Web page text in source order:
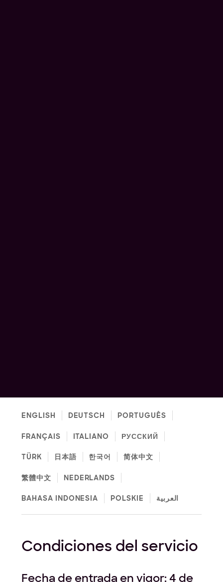
ENGLISH DEUTSCH PORTUGUÊS
FRANÇAIS ITALIANO РУССКИЙ
TÜRK 日本語 한국어 简体中文
繁體中文 NEDERLANDS
BAHASA INDONESIA POLSKIE العربية
Condiciones del servicio
Fecha de entrada en vigor: 4 de